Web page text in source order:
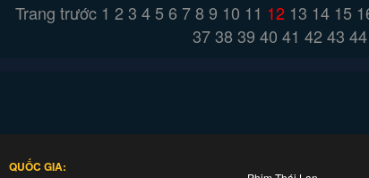
Trang trước 1 2 3 4 5 6 7 8 9 10 11 12 13 14 15
3738 39 40 41 42 43 44
QUỐC GIA: